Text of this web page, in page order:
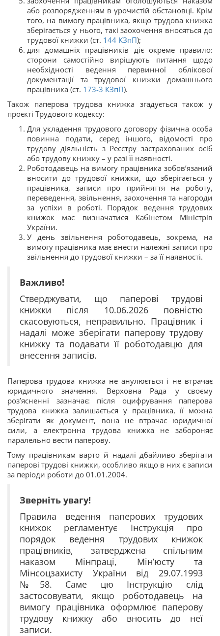
або розпорядженням в урочистій обстановці. Крім
того, на вимогу працівника, якщо трудова книжка
зберігається у нього, такі заохочення вносяться до
трудової книжки (ст. 144 КЗпП);
для домашніх працівників діє окреме правило:
сторони самостійно вирішують питання щодо
необхідності ведення первинної облікової
документації та трудової книжки домашнього
працівника (ст. 173-3 КЗпП).
Також паперова трудова книжка згадується також у
проєкті Трудового кодексу:
Для укладення трудового договору фізична особа
повинна подати, серед іншого, відомості про
трудову діяльність з Реєстру застрахованих осіб
або трудову книжку – у разі її наявності.
Роботодавець на вимогу працівника зобов’язаний
вносити до трудової книжки, що зберігається у
працівника, записи про прийняття на роботу,
переведення, звільнення, заохочення та нагороди
за успіхи в роботі. Порядок ведення трудових
книжок має визначатися Кабінетом Міністрів
України.
У день звільнення роботодавець, зокрема, на
вимогу працівника має внести належні записи про
звільнення до трудової книжки – за її наявності.
Важливо!
Стверджувати, що паперові трудові
книжки після 10.06.2026 повністю
скасовуються, неправильно. Працівник і
надалі може зберігати паперову трудову
книжку та подавати її роботодавцю для
внесення записів.
Паперова трудова книжка не анулюється і не втрачає
юридичного значення. Верховна Рада у своєму
роз’ясненні зазначає: після оцифрування паперова
трудова книжка залишається у працівника, її можна
зберігати як документ, вона не втрачає юридичної
сили, а електронна трудова книжка не забороняє
паралельно вести паперову.
Тому працівникам варто й надалі дбайливо зберігати
паперові трудові книжки, особливо якщо в них є записи
за періоди роботи до 01.01.2004.
Зверніть увагу!
Правила ведення паперових трудових
книжок регламентує Інструкція про
порядок ведення трудових книжок
працівників, затверджена спільним
наказом Мінпраці, Мін’юсту та
Мінсоцзахисту України від 29.07.1993
№58. Саме цю Інструкцію слід
застосовувати, якщо роботодавець на
вимогу працівника оформлює паперову
трудову книжку або вносить до неї
записи.